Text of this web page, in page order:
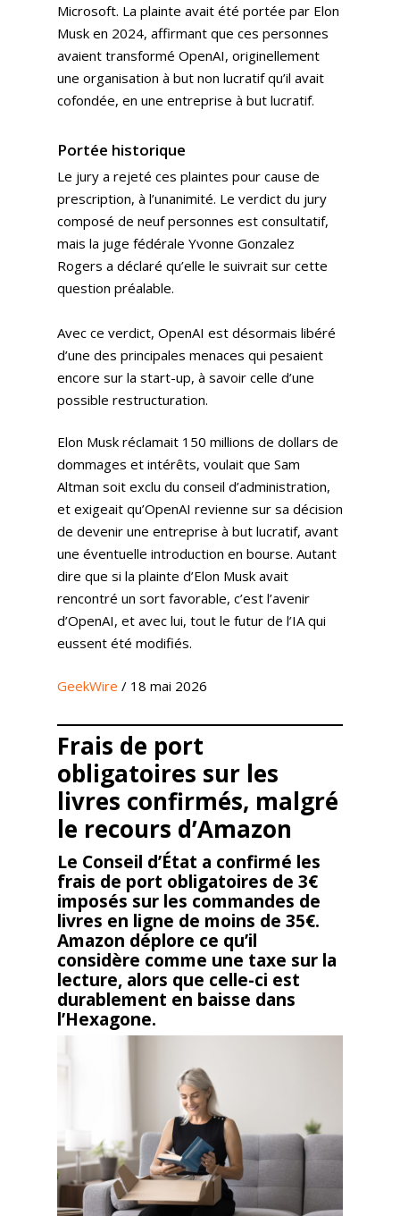
Microsoft. La plainte avait été portée par Elon
Musk en 2024, affirmant que ces personnes
avaient transformé OpenAI, originellement
une organisation à but non lucratif qu’il avait
cofondée, en une entreprise à but lucratif.
Portée historique
Le jury a rejeté ces plaintes pour cause de
prescription, à l’unanimité. Le verdict du jury
composé de neuf personnes est consultatif,
mais la juge fédérale Yvonne Gonzalez
Rogers a déclaré qu’elle le suivrait sur cette
question préalable.
Avec ce verdict, OpenAI est désormais libéré
d’une des principales menaces qui pesaient
encore sur la start-up, à savoir celle d’une
possible restructuration.
Elon Musk réclamait 150 millions de dollars de
dommages et intérêts, voulait que Sam
Altman soit exclu du conseil d’administration,
et exigeait qu’OpenAI revienne sur sa décision
de devenir une entreprise à but lucratif, avant
une éventuelle introduction en bourse. Autant
dire que si la plainte d’Elon Musk avait
rencontré un sort favorable, c’est l’avenir
d’OpenAI, et avec lui, tout le futur de l’IA qui
eussent été modifiés.
GeekWire / 18 mai 2026
Frais de port
obligatoires sur les
livres confirmés, malgré
le recours d’Amazon
Le Conseil d’État a confirmé les
frais de port obligatoires de 3€
imposés sur les commandes de
livres en ligne de moins de 35€.
Amazon déplore ce qu’il
considère comme une taxe sur la
lecture, alors que celle-ci est
durablement en baisse dans
l’Hexagone.